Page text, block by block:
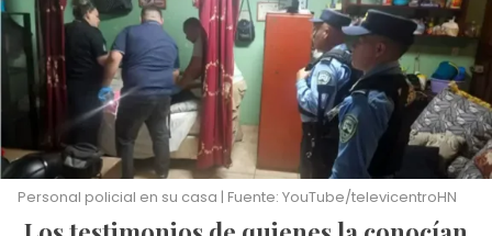
Personal policial en su casa | Fuente: YouTube/televicentroHN